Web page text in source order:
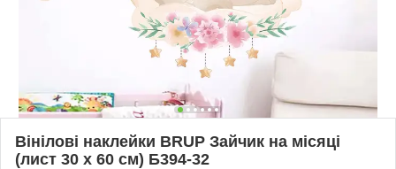
Вінілові наклейки BRUP Зайчик на місяці
(лист 30 х 60 см) Б394-32